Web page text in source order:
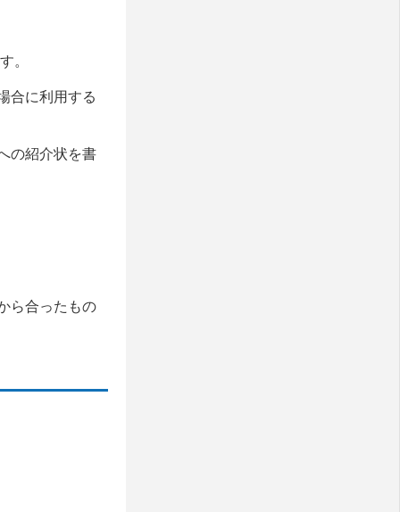
。
合に利用する
の紹介状を書
ら合ったもの